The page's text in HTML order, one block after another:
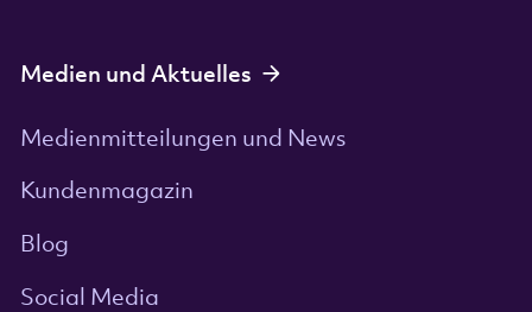
Medien und Aktuelles
Medienmitteilungen und News
Kundenmagazin
Blog
Social Media